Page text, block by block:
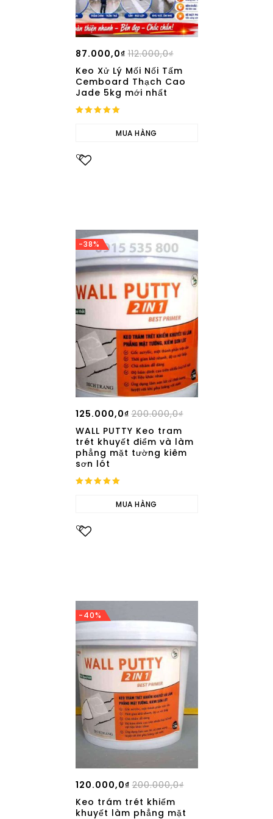
112.000,0₫
87.000,0₫
Keo Xử Lý Mối Nối Tấm
Cemboard Thạch Cao
Jade 5kg mới nhất
MUA HÀNG
-38%
200.000,0₫
125.000,0₫
WALL PUTTY Keo tram
trét khuyết điểm và làm
phẳng mặt tường kiêm
sơn lót
MUA HÀNG
-40%
200.000,0₫
120.000,0₫
Keo trám trét khiếm
khuyết làm phẳng mặt